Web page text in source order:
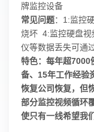
牌监控设备
常见问题：1:监控
烧坏 4:监控硬盘视
仪等数据丢失可通
特色：每年超7000
备、15年工作经验
恢复公司恢复，但
部分监控视频循环
使只有一线希望我